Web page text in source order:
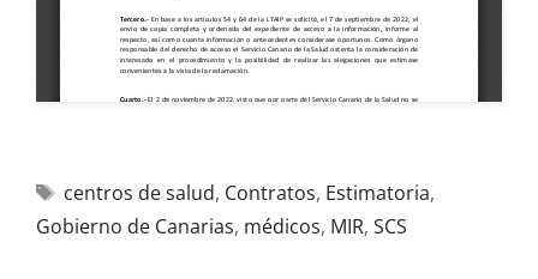
centros de salud, Contratos, Estimatoria,
Gobierno de Canarias, médicos, MIR, SCS